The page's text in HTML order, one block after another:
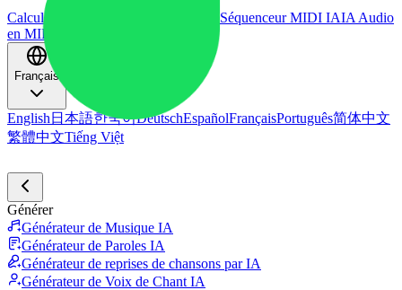
Calculateur de BPM
Séquenceur MIDI IAIA Audio
en MIDI
Français
English 日本語한국어DeutschEspañolFrançaisPortuguês简体中文
繁體中文Tiếng Việt
Générer
Générateur de Musique IA
Générateur de Paroles IA
Générateur de reprises de chansons par IA
Générateur de Voix de Chant IA